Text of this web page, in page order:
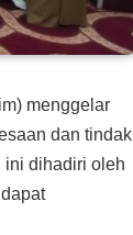
menggelar
dan tindak
ini dihadiri oleh